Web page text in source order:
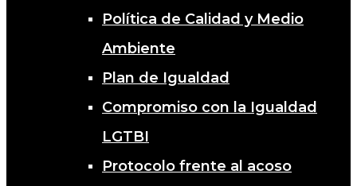
Política de Calidad y Medio
Ambiente
Plan de Igualdad
Compromiso con la Igualdad
LGTBI
Protocolo frente al acoso